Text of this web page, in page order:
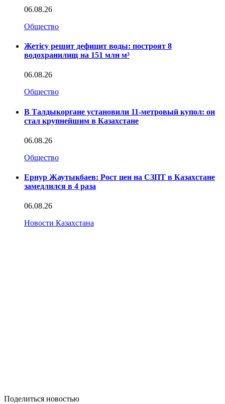
06.08.26
Общество
Жетісу решит дефицит воды: построят 8
водохранилищ на 151 млн м³
06.08.26
Общество
В Талдыкоргане установили 11-метровый купол: он
стал крупнейшим в Казахстане
06.08.26
Общество
Ернур Жаутыкбаев: Рост цен на СЗПТ в Казахстане
замедлился в 4 раза
06.08.26
Новости Казахстана
Поделиться новостью